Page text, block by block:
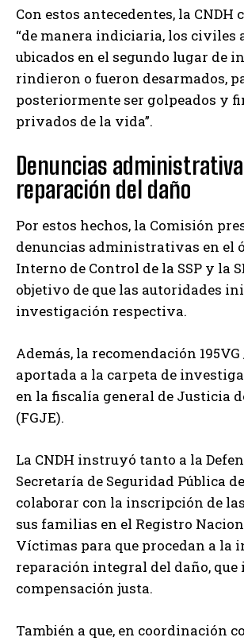
Con estos antecedentes, la CNDH
“de manera indiciaria, los civiles
ubicados en el segundo lugar de
rindieron o fueron desarmados,
posteriormente ser golpeados y
privados de la vida”.
Denuncias
reparación del daño
Por estos hechos, la Comisión
denuncias administrativas en el
Interno de Control de la SSP y la
objetivo de que las autoridades
investigación respectiva.
Además, la recomendación 195VG
aportada a la carpeta de
en la fiscalía general de Justicia
(FGJE).
La CNDH instruyó tanto a la
Secretaría de Seguridad Pública
colaborar con la inscripción de
sus familias en el Registro
Víctimas para que procedan a la
reparación integral del daño, que
compensación justa.
También a que, en coordinación